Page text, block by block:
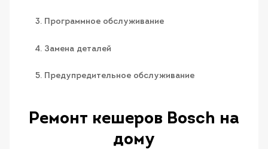
Программное обслуживание
Замена деталей
Предупредительное обслуживание
Ремонт кешеров Bosch на
дому